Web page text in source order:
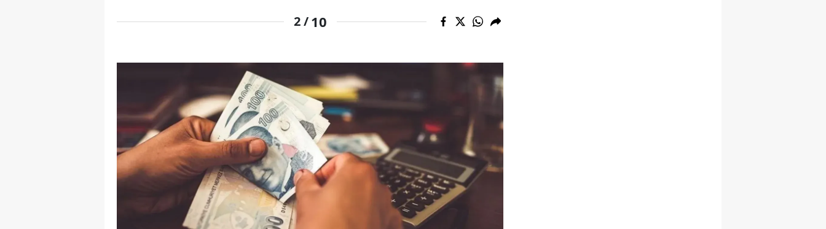
Kayseri
Kırklareli
Kırşehir
Kocaeli
Konya
Kütahya
Malatya
2 /10